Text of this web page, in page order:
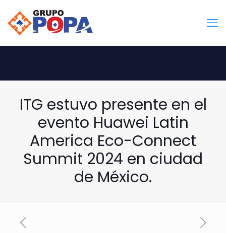
ITG estuvo presente en el
evento Huawei Latin
America Eco-Connect
Summit 2024 en ciudad
de México.